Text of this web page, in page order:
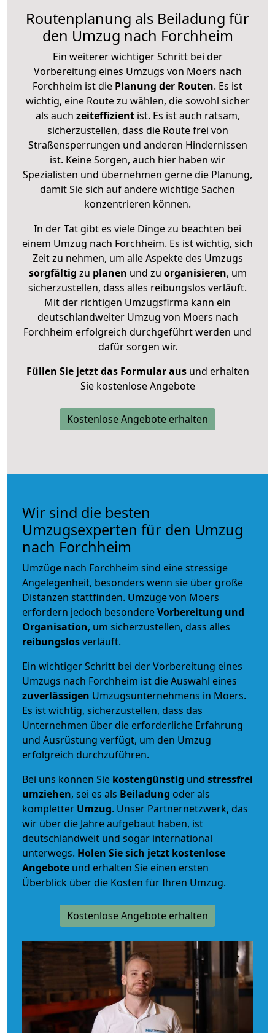
Routenplanung als Beiladung für
den Umzug nach Forchheim
Ein weiterer wichtiger Schritt bei der
Vorbereitung eines Umzugs von Moers nach
Forchheim ist die Planung der Routen. Es ist
wichtig, eine Route zu wählen, die sowohl sicher
als auch zeiteffizientist. Es ist auch ratsam,
sicherzustellen, dass die Route frei von
Straßensperrungen und anderen Hindernissen
ist. Keine Sorgen, auch hier haben wir
Spezialisten und übernehmen gerne die Planung,
damit Sie sich auf andere wichtige Sachen
konzentrieren können.
In der Tat gibt es viele Dinge zu beachten bei
einem Umzug nach Forchheim. Es ist wichtig, sich
Zeit zu nehmen, um alle Aspekte des Umzugs
sorgfältig zu planen und zu organisieren, um
sicherzustellen, dass alles reibungslos verläuft.
Mit der richtigen Umzugsfirma kann ein
deutschlandweiter Umzug von Moers nach
Forchheim erfolgreich durchgeführt werden und
dafür sorgen wir.
Füllen Sie jetzt das Formular ausund erhalten
Sie kostenlose Angebote
Kostenlose Angebote erhalten
Wir sind die besten
Umzugsexperten für den Umzug
nach Forchheim
Umzüge nach Forchheim sind eine stressige
Angelegenheit, besonders wenn sie über große
Distanzen stattfinden. Umzüge von Moers
erfordern jedoch besondereVorbereitung und
Organisation, um sicherzustellen, dass alles
reibungslosverläuft.
Ein wichtiger Schritt bei der Vorbereitung eines
Umzugs nach Forchheim ist die Auswahl eines
zuverlässigen Umzugsunternehmens in Moers.
Es ist wichtig, sicherzustellen, dass das
Unternehmen über die erforderliche Erfahrung
und Ausrüstung verfügt, um den Umzug
erfolgreich durchzuführen.
Bei uns können Sie kostengünstig und stressfrei
umziehen, sei es als Beiladung oder als
kompletter Umzug. Unser Partnernetzwerk, das
wir über die Jahre aufgebaut haben, ist
deutschlandweit und sogar international
unterwegs. Holen Sie sich jetzt kostenlose
Angebote und erhalten Sie einen ersten
Überblick über die Kosten für Ihren Umzug.
Kostenlose Angebote erhalten